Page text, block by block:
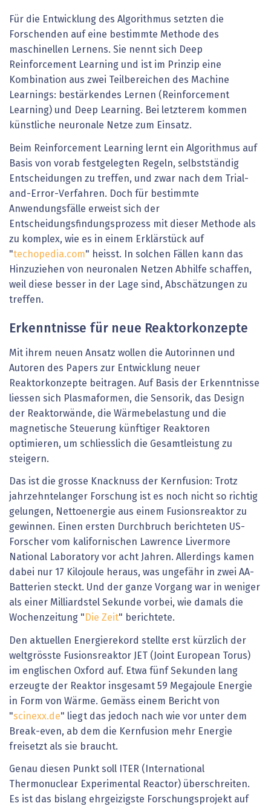
Für die Entwicklung des Algorithmus setzten die
Forschenden auf eine bestimmte Methode des
maschinellen Lernens. Sie nennt sich Deep
Reinforcement Learning und ist im Prinzip eine
Kombination aus zwei Teilbereichen des Machine
Learnings: bestärkendes Lernen (Reinforcement
Learning) und Deep Learning. Bei letzterem kommen
künstliche neuronale Netze zum Einsatz.
Beim Reinforcement Learning lernt ein Algorithmus auf
Basis von vorab festgelegten Regeln, selbstständig
Entscheidungen zu treffen, und zwar nach dem Trial-
and-Error-Verfahren. Doch für bestimmte
Anwendungsfälle erweist sich der
Entscheidungsfindungsprozess mit dieser Methode als
zu komplex, wie es in einem Erklärstück auf
"techopedia.com" heisst. In solchen Fällen kann das
Hinzuziehen von neuronalen Netzen Abhilfe schaffen,
weil diese besser in der Lage sind, Abschätzungen zu
treffen.
Erkenntnisse für neue Reaktorkonzepte
Mit ihrem neuen Ansatz wollen die Autorinnen und
Autoren des Papers zur Entwicklung neuer
Reaktorkonzepte beitragen. Auf Basis der Erkenntnisse
liessen sich Plasmaformen, die Sensorik, das Design
der Reaktorwände, die Wärmebelastung und die
magnetische Steuerung künftiger Reaktoren
optimieren, um schliesslich die Gesamtleistung zu
steigern.
Das ist die grosse Knacknuss der Kernfusion: Trotz
jahrzehntelanger Forschung ist es noch nicht so richtig
gelungen, Nettoenergie aus einem Fusionsreaktor zu
gewinnen. Einen ersten Durchbruch berichteten US-
Forscher vom kalifornischen Lawrence Livermore
National Laboratory vor acht Jahren. Allerdings kamen
dabei nur 17 Kilojoule heraus, was ungefähr in zwei AA-
Batterien steckt. Und der ganze Vorgang war in weniger
als einer Milliardstel Sekunde vorbei, wie damals die
Wochenzeitung " Die Zeit" berichtete.
Den aktuellen Energierekord stellte erst kürzlich der
weltgrösste Fusionsreaktor JET (Joint European Torus)
im englischen Oxford auf. Etwa fünf Sekunden lang
erzeugte der Reaktor insgesamt 59 Megajoule Energie
in Form von Wärme. Gemäss einem Bericht von
"scinexx.de" liegt das jedoch nach wie vor unter dem
Break-even, ab dem die Kernfusion mehr Energie
freisetzt als sie braucht.
Genau diesen Punkt soll ITER (International
Thermonuclear Experimental Reactor) überschreiten.
Es ist das bislang ehrgeizigste Forschungsprojekt auf